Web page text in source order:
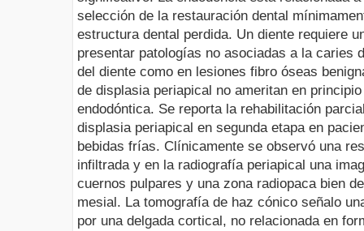
selección de la restauración dental
estructura dental perdida. Un diente requiere
presentar patologías no asociadas a la caries
del diente como en lesiones fibro óseas
de displasia periapical no ameritan en
endodóntica. Se reporta la rehabilitación
displasia periapical en segunda etapa en
bebidas frías. Clínicamente se observó una
infiltrada y en la radiografía periapical una
cuernos pulpares y una zona radiopaca bien
mesial. La tomografía de haz cónico señalo
por una delgada cortical, no relacionada en